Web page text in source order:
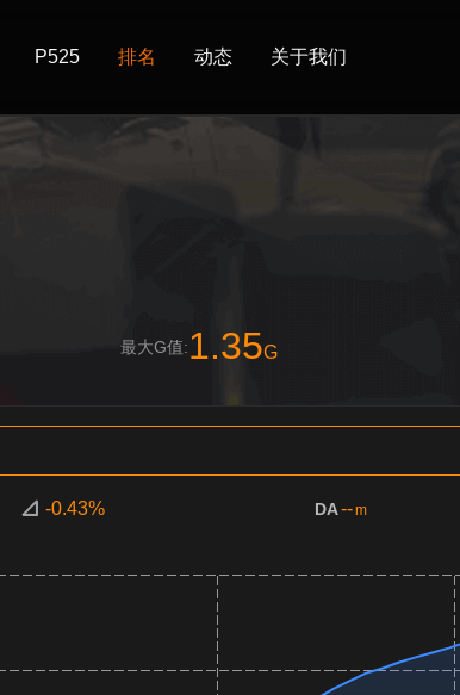
P525 排名 动态 关于我们
最大G值:1.35G
-0.43% DA--m